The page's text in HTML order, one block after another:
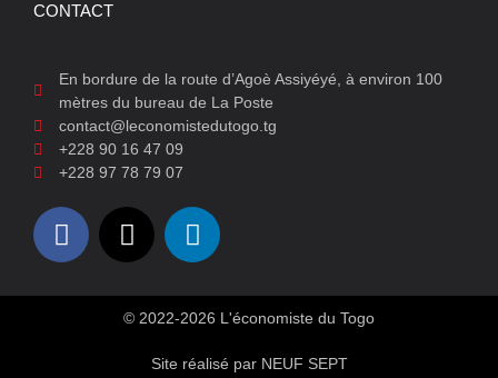
CONTACT
En bordure de la route d’Agoè Assiyéyé, à environ 100
mètres du bureau de La Poste
contact@leconomistedutogo.tg
+228 90 16 47 09
+228 97 78 79 07
© 2022-2026 L'économiste du Togo
Site réalisé par NEUF SEPT